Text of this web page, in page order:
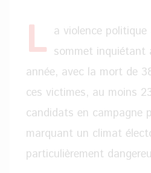
L a violence
sommet inquiétant
année, avec la mort de
ces victimes, au moins
candidats en campagne
marquant un climat
particulièrement